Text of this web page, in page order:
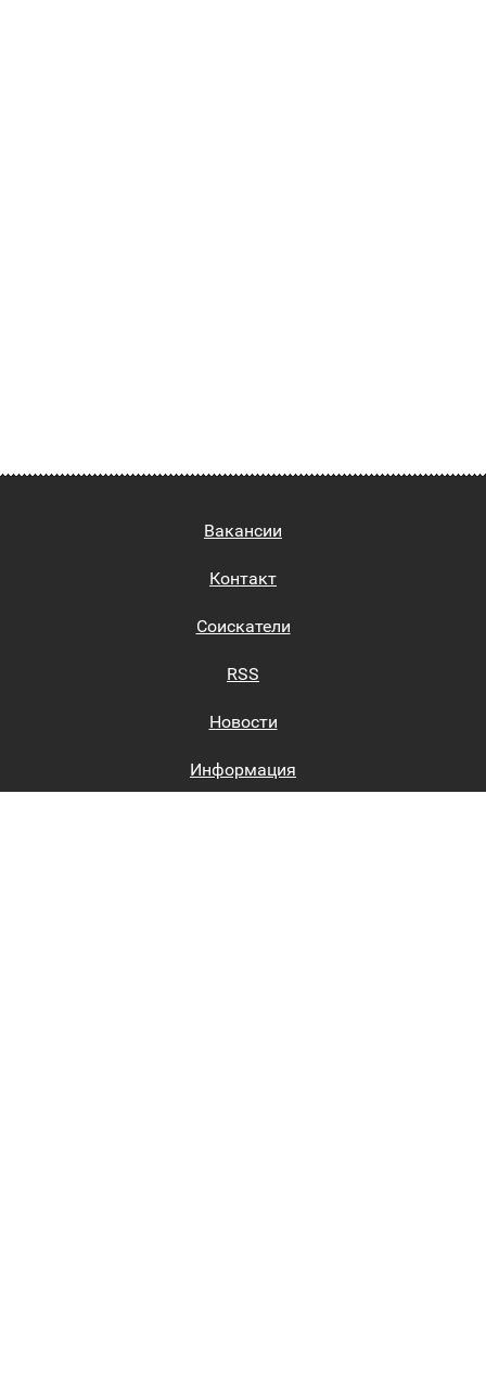
Вакансии
Контакт
Соискатели
RSS
Новости
Информация